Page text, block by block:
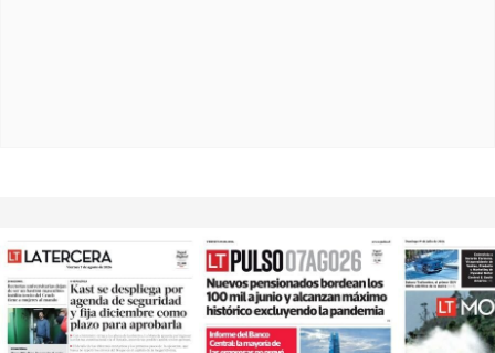
Opens in new window Opens in